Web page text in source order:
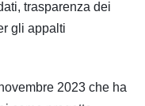
trasparenza dei
gli appalti
2023 che ha